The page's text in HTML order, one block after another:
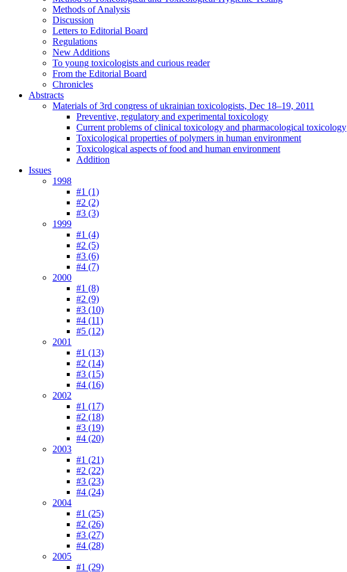
Methods of Analysis
Discussion
Letters to Editorial Board
Regulations
New Additions
To young toxicologists and curious reader
From the Editorial Board
Chronicles
Abstracts
Materials of 3rd congress of ukrainian toxicologists, Dec 18–19, 2011
Preventive, regulatory and experimental toxicology
Current problems of clinical toxicology and pharmacological toxicology
Toxicological properties of polymers in human environment
Toxicological aspects of food and human environment
Addition
Issues
1998
#1 (1)
#2 (2)
#3 (3)
1999
#1 (4)
#2 (5)
#3 (6)
#4 (7)
2000
#1 (8)
#2 (9)
#3 (10)
#4 (11)
#5 (12)
2001
#1 (13)
#2 (14)
#3 (15)
#4 (16)
2002
#1 (17)
#2 (18)
#3 (19)
#4 (20)
2003
#1 (21)
#2 (22)
#3 (23)
#4 (24)
2004
#1 (25)
#2 (26)
#3 (27)
#4 (28)
2005
#1 (29)